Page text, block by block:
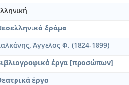
δράμα
Άγγελος Φ. (1824-1899)
έργα [προσώπων]
έργα